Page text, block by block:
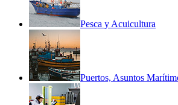
Pesca y Acuicultura
Puertos, Asuntos